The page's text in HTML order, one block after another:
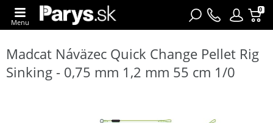
0
Menu
Madcat Náväzec Quick Change Pellet Rig
Sinking - 0,75 mm 1,2 mm 55 cm 1/0